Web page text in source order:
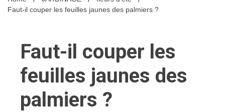
Faut-il couper les feuilles jaunes des palmiers ?
Faut-il couper les
feuilles jaunes des
palmiers ?